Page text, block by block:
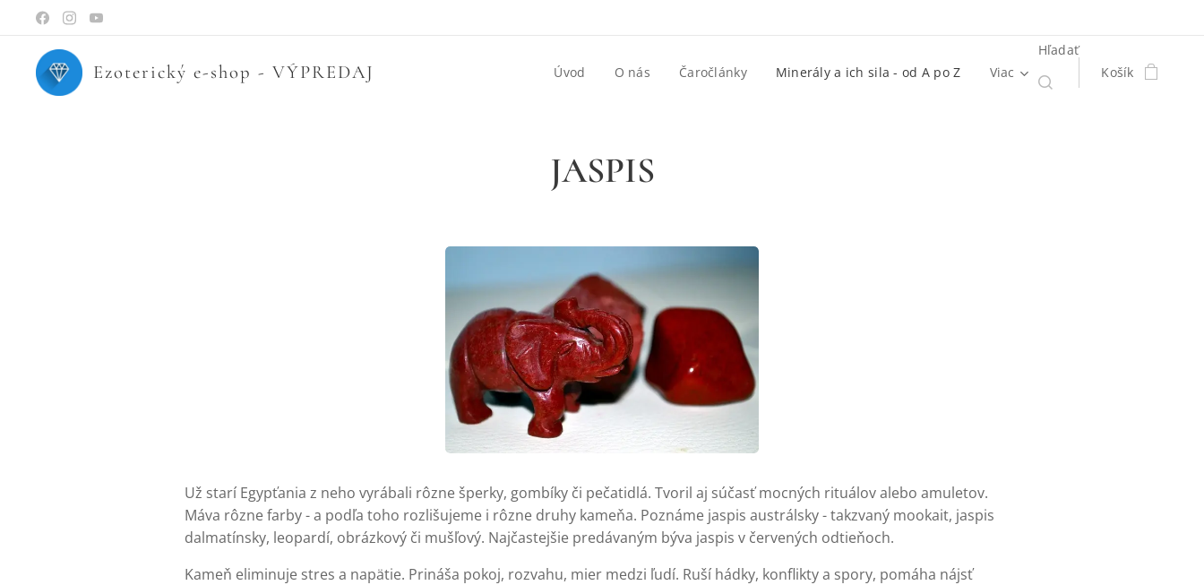
Ezoterický e-shop - VÝPREDAJ Úvod O nás Čaročlánky Minerály a ich sila - od A po Z Viac
Hľadať
Košík
JASPIS
Už starí Egypťania z neho vyrábali rôzne šperky, gombíky či pečatidlá. Tvoril aj súčasť mocných rituálov alebo amuletov.
Máva rôzne farby - a podľa toho rozlišujeme i rôzne druhy kameňa. Poznáme jaspis austrálsky - takzvaný mookait, jaspis
dalmatínsky, leopardí, obrázkový či mušľový. Najčastejšie predávaným býva jaspis v červených odtieňoch.
Kameň eliminuje stres a napätie. Prináša pokoj, rozvahu, mier medzi ľudí. Ruší hádky, konflikty a spory, pomáha nájsť